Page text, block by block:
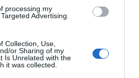
processing my
Advertising.
Collection, Use,
or Sharing of my
Is Unrelated with the
it was collected.
realizados en España
de la compañía,
una marca referente en el
que crea espacios